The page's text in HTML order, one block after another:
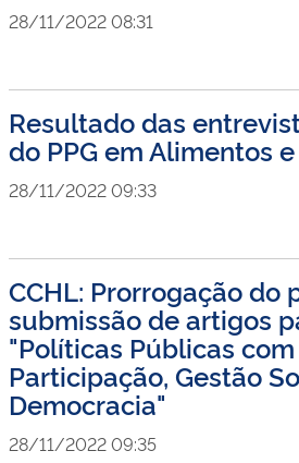
28/11/2022 08:31
Resultado das
do PPG em Alimentos
28/11/2022 09:33
CCHL: Prorrogação do
submissão de artigos
"Políticas Públicas
Participação, Gestão
Democracia"
28/11/2022 09:35